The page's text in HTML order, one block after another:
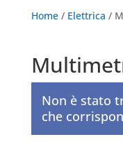
Home/ Elettrica /
Non è stato
che